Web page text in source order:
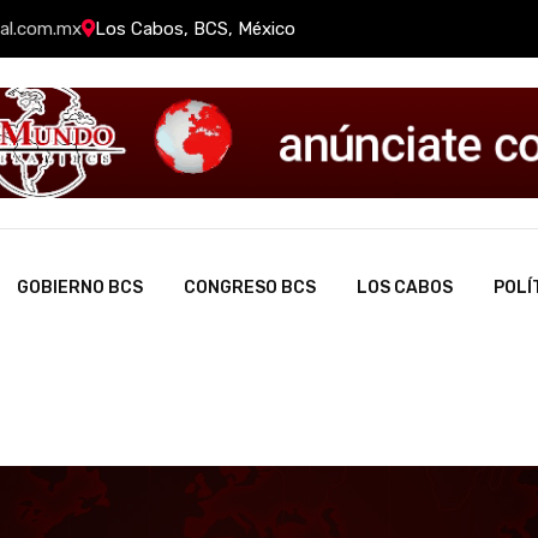
Los Cabos, BCS, México
GOBIERNO BCS CONGRESO BCS LOS CABOS